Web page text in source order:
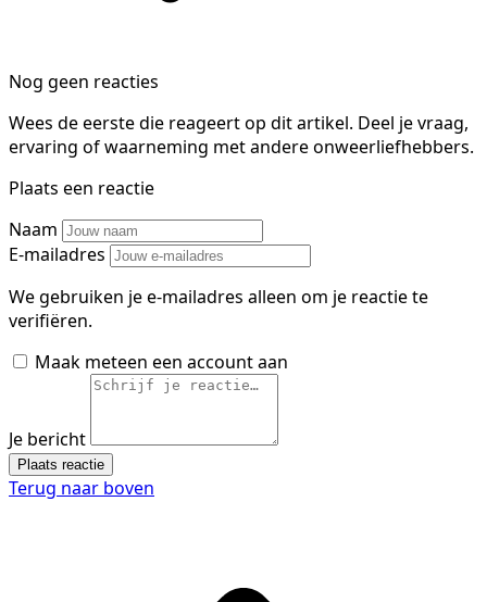
Nog geen reacties
Wees de eerste die reageert op dit artikel. Deel je vraag,
ervaring of waarneming met andere onweerliefhebbers.
Plaats een reactie
Naam
E-mailadres
We gebruiken je e-mailadres alleen om je reactie te
verifiëren.
Maak meteen een account aan
Je bericht
Plaats reactie
Terug naar boven